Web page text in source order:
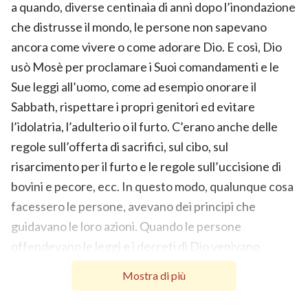
a quando, diverse centinaia di anni dopo l’inondazione
che distrusse il mondo, le persone non sapevano
ancora come vivere o come adorare Dio. E così, Dio
usò Mosè per proclamare i Suoi comandamenti e le
Sue leggi all’uomo, come ad esempio onorare il
Sabbath, rispettare i propri genitori ed evitare
l’idolatria, l’adulterio o il furto. C’erano anche delle
regole sull’offerta di sacrifici, sul cibo, sul
risarcimento per il furto e le regole sull’uccisione di
bovini e pecore, ecc. In questo modo, qualunque cosa
facessero le persone, avevano dei principi che
guidavano le loro azioni. Quando le persone
offendevano le leggi e i decreti di Dio venivano
punite. Ma se facevano offerte a Dio, si pentivano ed
evitavano di commettere di nuovo peccati, Dio li
Mostra di più